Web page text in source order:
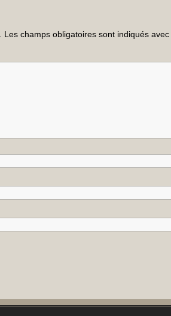
Les champs obligatoires sont indiqués avec